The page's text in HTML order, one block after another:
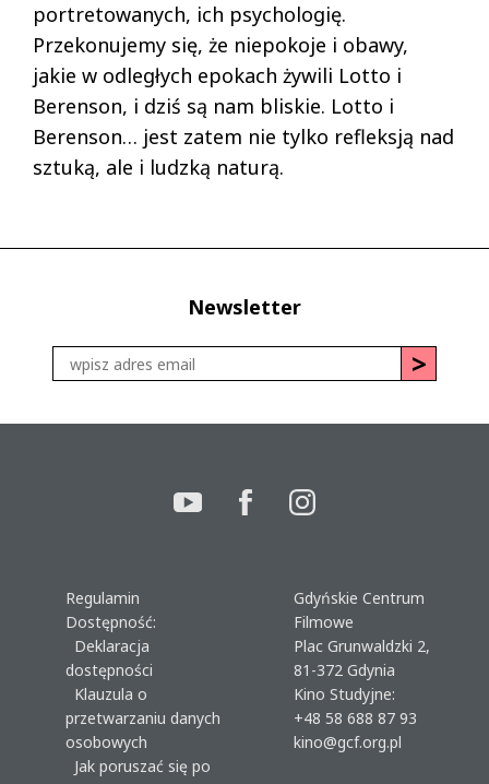
portretowanych, ich psychologię.
Przekonujemy się, że niepokoje i obawy,
jakie w odległych epokach żywili Lotto i
Berenson, i dziś są nam bliskie. Lotto i
Berenson… jest zatem nie tylko refleksją nad
sztuką, ale i ludzką naturą.
Newsletter
Regulamin
Dostępność:
Deklaracja
dostępności
Klauzula o
przetwarzaniu danych
osobowych
Jak poruszać się po
Gdyńskie Centrum
Filmowe
Plac Grunwaldzki 2,
81-372 Gdynia
Kino Studyjne:
+48 58 688 87 93
kino@gcf.org.pl